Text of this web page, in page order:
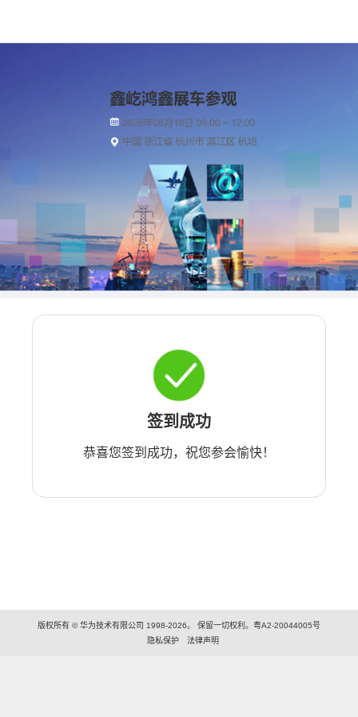
签到成功
恭喜您签到成功，祝您参会愉快！
版权所有 © 华为技术有限公司 1998-2026。 保留一切权利。粤A2-20044005号
隐私保护
法律声明